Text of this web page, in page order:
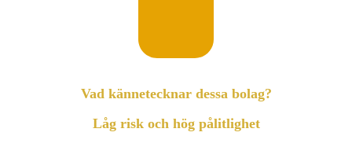
Vad kännetecknar dessa bolag?
Låg risk och hög pålitlighet